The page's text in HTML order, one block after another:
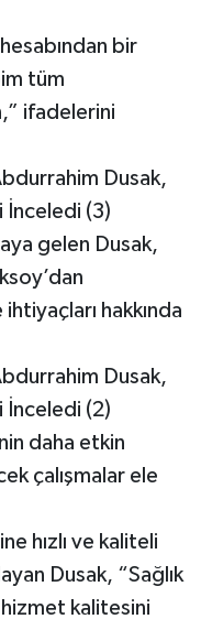
bir
tüm
ifadelerini
Dusak,
İnceledi (3)
gelen Dusak,
hakkında
Dusak,
İnceledi (2)
daha etkin
çalışmalar ele
hızlı ve kaliteli
Dusak, “Sağlık
hizmet kalitesini